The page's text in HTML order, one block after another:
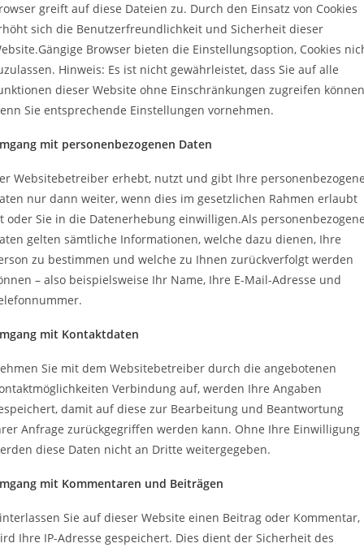
greift auf diese Dateien zu. Durch den Einsatz von Cookies
sich die Benutzerfreundlichkeit und Sicherheit dieser
Browser bieten die Einstellungsoption, Cookies
Hinweis: Es ist nicht gewährleistet, dass Sie auf alle
dieser Website ohne Einschränkungen zugreifen
Sie entsprechende Einstellungen vornehmen.
mit personenbezogenen Daten
Websitebetreiber erhebt, nutzt und gibt Ihre
nur dann weiter, wenn dies im gesetzlichen Rahmen erlaubt
oder Sie in die Datenerhebung einwilligen.Als personenbezogene
gelten sämtliche Informationen, welche dazu dienen, Ihre
zu bestimmen und welche zu Ihnen zurückverfolgt werden
– also beispielsweise Ihr Name, Ihre E-Mail-Adresse und
mit Kontaktdaten
Sie mit dem Websitebetreiber durch die angebotenen
Verbindung auf, werden Ihre Angaben
damit auf diese zur Bearbeitung und Beantwortung
Anfrage zurückgegriffen werden kann. Ohne Ihre Einwilligung
diese Daten nicht an Dritte weitergegeben.
mit Kommentaren und Beiträgen
Sie auf dieser Website einen Beitrag oder Kommentar,
Ihre IP-Adresse gespeichert. Dies dient der Sicherheit des